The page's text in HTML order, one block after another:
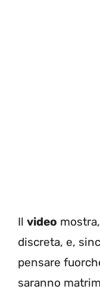
Il video
discreta, e,
pensare
saranno